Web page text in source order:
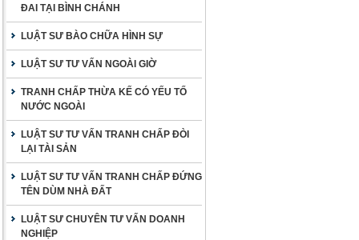
ĐAI TẠI BÌNH CHÁNH
LUẬT SƯ BÀO CHỮA HÌNH SỰ
LUẬT SƯ TƯ VẤN NGOÀI GIỜ
TRANH CHẤP THỪA KẾ CÓ YẾU TỐ
NƯỚC NGOÀI
LUẬT SƯ TƯ VẤN TRANH CHẤP ĐÒI
LẠI TÀI SẢN
LUẬT SƯ TƯ VẤN TRANH CHẤP ĐỨNG
TÊN DÙM NHÀ ĐẤT
LUẬT SƯ CHUYÊN TƯ VẤN DOANH
NGHIỆP